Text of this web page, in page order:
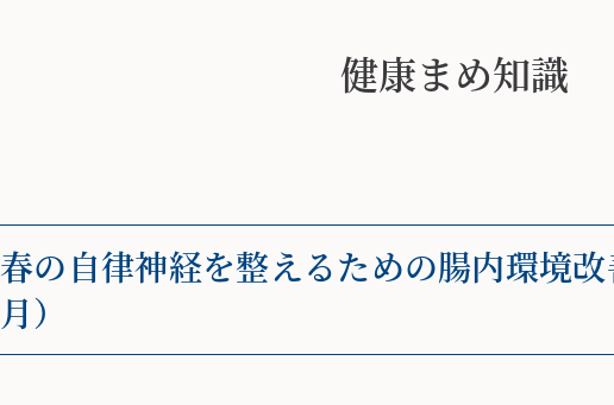
健康まめ知識
春の自律神経を整えるための腸内環境
月）